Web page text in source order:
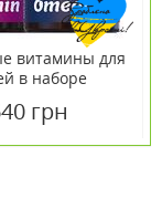
витамины для
в наборе
грн